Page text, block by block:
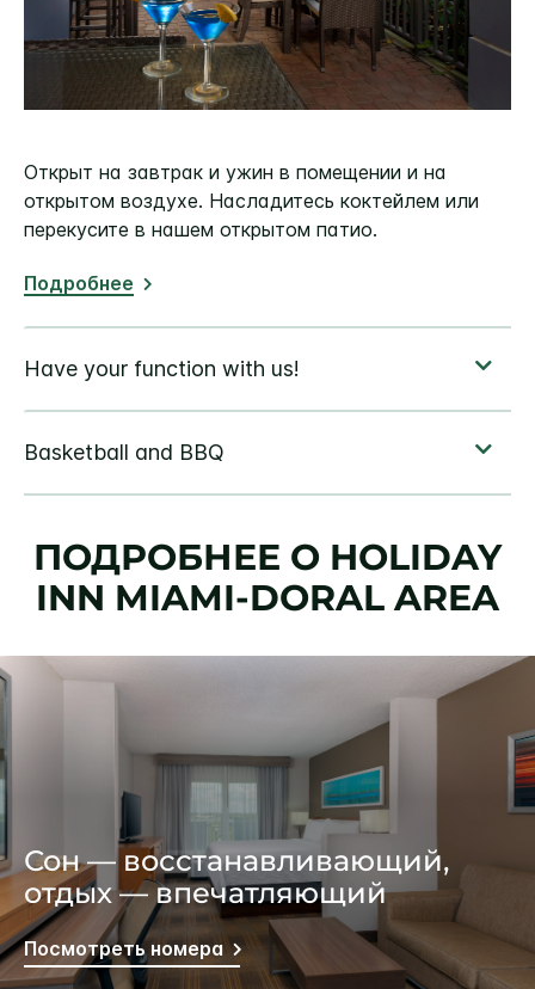
Открыт на завтрак и ужин в помещении и на
открытом воздухе. Насладитесь коктейлем или
перекусите в нашем открытом патио.
Подробнее
ПОДРОБНЕЕ О HOLIDAY
INN MIAMI-DORAL AREA
Сон — восстанавливающий,
отдых — впечатляющий
Посмотреть номера